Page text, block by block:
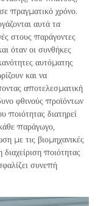
πραγματικό χρόνο.
αυτά τα
στους παράγοντες
όταν οι συνθήκες
αυτόματης
και να
αποτελεσματική
φθινούς προϊόντων
ποιότητας διατηρεί
παράγωγο,
με τις βιομηχανικές
ποιότητας
συνεπή